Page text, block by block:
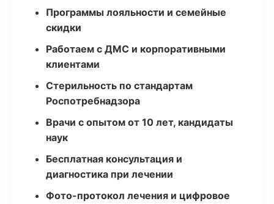
Программы лояльности и семейные
скидки
Работаем с ДМС и корпоративными
клиентами
Стерильность по стандартам
Роспотребнадзора
Врачи с опытом от 10 лет, кандидаты
наук
Бесплатная консультация и
диагностика при лечении
Фото-протокол лечения и цифровое